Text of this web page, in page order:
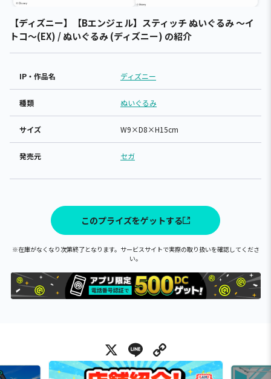
【ディズニー】【Bエンジェル】スティッチ ぬいぐるみ ～イ
トコ～(EX) / ぬいぐるみ (ディズニー) の紹介
IP・作品名 ディズニー
種類 ぬいぐるみ
サイズ W9×D8×H15cm
発売元 セガ
このプライズをゲットする
※在庫がなくなり次第終了となります。サービスサイトで実際の取り扱いを確認してくださ
い。
X Line